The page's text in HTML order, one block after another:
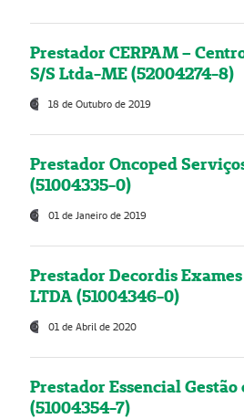
Prestador CERPAM –
S/S Ltda-ME (52004274-8)
18 de Outubro de 2019
Prestador Oncoped
(51004335-0)
01 de Janeiro de 2019
Prestador Decordis
LTDA (51004346-0)
01 de Abril de 2020
Prestador Essencial Gestão
(51004354-7)